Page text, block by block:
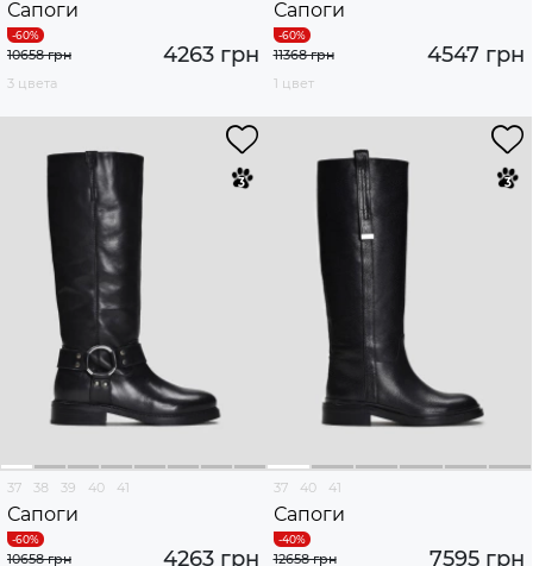
Сапоги
4263 грн
10658 грн
3 цвета
Сапоги
4547 грн
11368 грн
1 цвет
37 38 39 40 41
Сапоги
4263 грн
10658 грн
37 40 41
Сапоги
7595 грн
12658 грн